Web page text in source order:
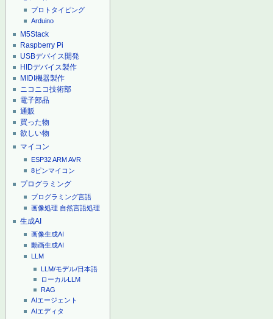
プロトタイピング
Arduino
M5Stack
Raspberry Pi
USBデバイス開発
HIDデバイス製作
MIDI機器製作
ニコニコ技術部
電子部品
通販
買った物
欲しい物
マイコン
ESP32ARMAVR
8ピンマイコン
プログラミング
プログラミング言語
画像処理 自然言語処理
生成AI
画像生成AI
動画生成AI
LLM
LLM/モデル/日本語
ローカルLLM
RAG
AIエージェント
AIエディタ